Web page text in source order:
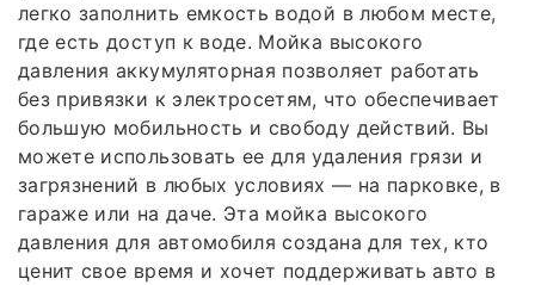
легко заполнить емкость водой в любом месте,
где есть доступ к воде. Мойка высокого
давления аккумуляторная позволяет работать
без привязки к электросетям, что обеспечивает
большую мобильность и свободу действий. Вы
можете использовать ее для удаления грязи и
загрязнений в любых условиях — на парковке, в
гараже или на даче. Эта мойка высокого
давления для автомобиля создана для тех, кто
ценит свое время и хочет поддерживать авто в